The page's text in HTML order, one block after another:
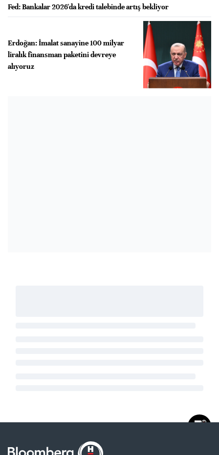
Fed: Bankalar 2026'da kredi talebinde artış bekliyor
Erdoğan: İmalat sanayine 100 milyar
liralık finansman paketini devreye
alıyoruz